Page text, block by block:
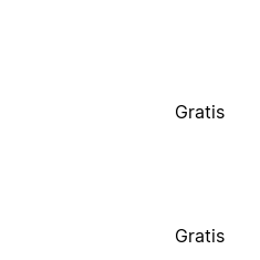
Gratis
Gratis